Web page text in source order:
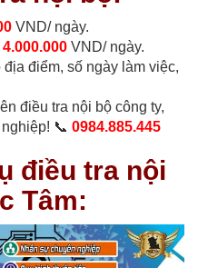
VND/ ngày.
4.000.000 VND/ ngày.
điểm, số ngày làm việc,
điều tra nội bộ công ty,
📞 0984.885.445
điều tra nội
Tâm: